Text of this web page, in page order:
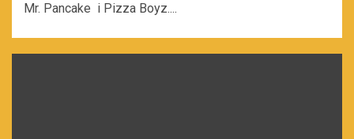
Mr. Pancake i Pizza Boyz....